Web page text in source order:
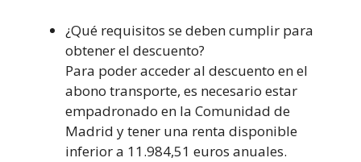
¿Qué requisitos se deben cumplir para
obtener el descuento?
Para poder acceder al descuento en el
abono transporte, es necesario estar
empadronado en la Comunidad de
Madrid y tener una renta disponible
inferior a 11.984,51 euros anuales.